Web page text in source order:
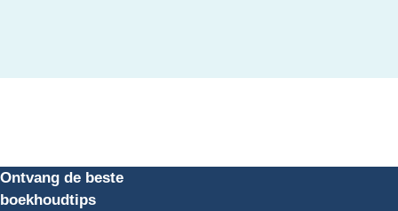
Ontvang de beste
boekhoudtips